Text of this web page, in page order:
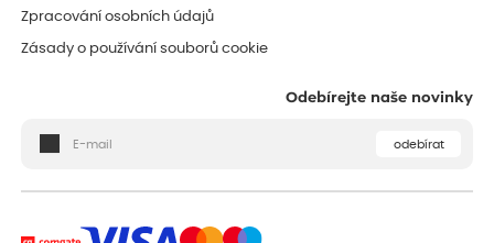
Zpracování osobních údajů
Zásady o používání souborů cookie
Odebírejte naše novinky
odebírat